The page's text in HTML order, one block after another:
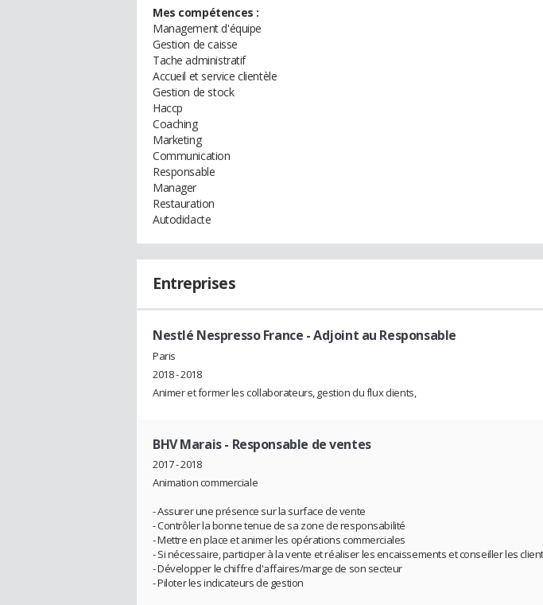
Mes compétences :
Management d'équipe
Gestion de caisse
Tache administratif
Accueil et service clientèle
Gestion de stock
Haccp
Coaching
Marketing
Communication
Responsable
Manager
Restauration
Autodidacte
Entreprises
Nestlé Nespresso France - Adjoint au Responsable
Paris
2018 - 2018
Animer et former les collaborateurs, gestion du flux clients,
BHV Marais- Responsable de ventes
2017 - 2018
Animation commerciale
- Assurer une présence sur la surface de vente
- Contrôler la bonne tenue de sa zone de responsabilité
- Mettre en place et animer les opérations commerciales
- Si nécessaire, participer à la vente et réaliser les encaissements et conseiller les
- Développer le chiffre d'affaires/marge de son secteur
- Piloter les indicateurs de gestion